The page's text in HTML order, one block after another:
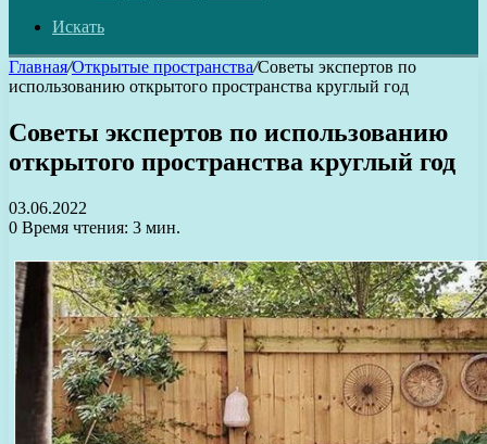
Искать
Главная/Открытые пространства/Советы экспертов по
использованию открытого пространства круглый год
Советы экспертов по использованию
открытого пространства круглый год
03.06.2022
0 Время чтения: 3 мин.